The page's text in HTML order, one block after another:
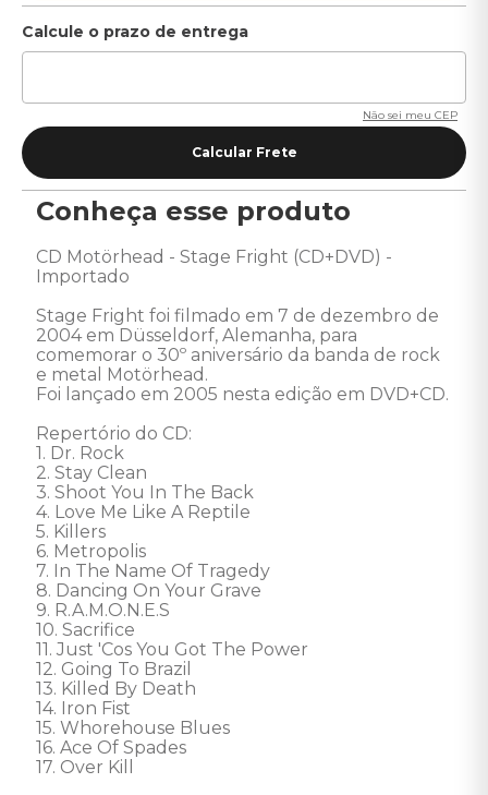
Não sei meu CEP
Conheça esse produto
CD Motörhead - Stage Fright (CD+DVD) -
Importado
Stage Fright foi filmado em 7 de dezembro de
2004 em Düsseldorf, Alemanha, para
comemorar o 30º aniversário da banda de rock
e metal Motörhead.
Foi lançado em 2005 nesta edição em DVD+CD.
Repertório do CD:
1. Dr. Rock
2. Stay Clean
3. Shoot You In The Back
4. Love Me Like A Reptile
5. Killers
6. Metropolis
7. In The Name Of Tragedy
8. Dancing On Your Grave
9. R.A.M.O.N.E.S
10. Sacrifice
11. Just 'Cos You Got The Power
12. Going To Brazil
13. Killed By Death
14. Iron Fist
15. Whorehouse Blues
16. Ace Of Spades
17. Over Kill